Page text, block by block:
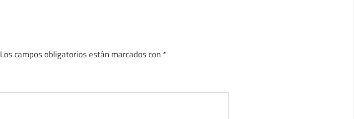
Los campos obligatorios están marcados con *